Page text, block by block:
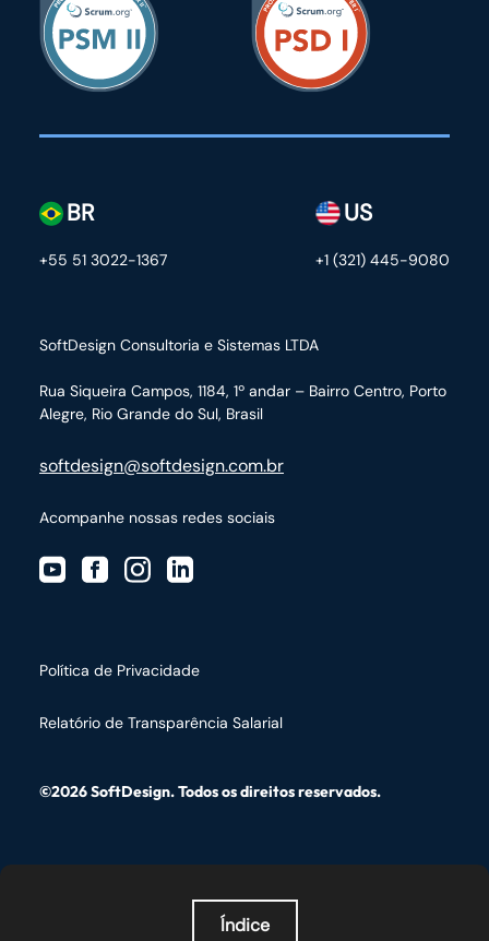
Índice
SoftDesign Consultoria e Sistemas LTDA
Rua Siqueira Campos, 1184, 1º andar – Bairro Centro, Porto
Alegre, Rio Grande do Sul, Brasil
softdesign@softdesign.com.br
BR
+55 51 3022-1367
US
+1 (321) 445-9080
Acompanhe nossas redes sociais
©2026 SoftDesign. Todos os direitos reservados.
Política de Privacidade
Relatório de Transparência Salarial